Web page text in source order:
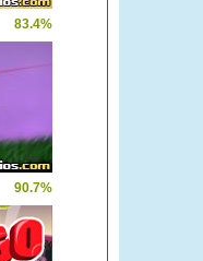
83.4%
90.7%